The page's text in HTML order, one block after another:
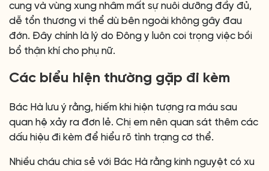
cung và vùng xung nhâm mất sự nuôi dưỡng đầy đủ,
dễ tổn thương vi thể dù bên ngoài không gây đau
đớn. Đây chính là lý do Đông y luôn coi trọng việc bồi
bổ thận khí cho phụ nữ.
Các biểu hiện thường gặp đi kèm
Bác Hà lưu ý rằng, hiếm khi hiện tượng ra máu sau
quan hệ xảy ra đơn lẻ. Chị em nên quan sát thêm các
dấu hiệu đi kèm để hiểu rõ tình trạng cơ thể.
Nhiều cháu chia sẻ với Bác Hà rằng kinh nguyệt có xu